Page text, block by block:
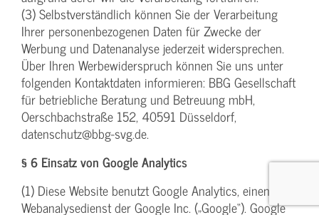
(3) Selbstverständlich können Sie der Verarbeitung
Ihrer personenbezogenen Daten für Zwecke der
Werbung und Datenanalyse jederzeit widersprechen.
Über Ihren Werbewiderspruch können Sie uns unter
folgenden Kontaktdaten informieren: BBG Gesellschaft
für betriebliche Beratung und Betreuung mbH,
Oerschbachstraße 152, 40591 Düsseldorf,
datenschutz@bbg-svg.de.
§ 6 Einsatz von Google Analytics
(1) Diese Website benutzt Google Analytics, einen
Webanalysedienst der Google Inc. („Google“). Google